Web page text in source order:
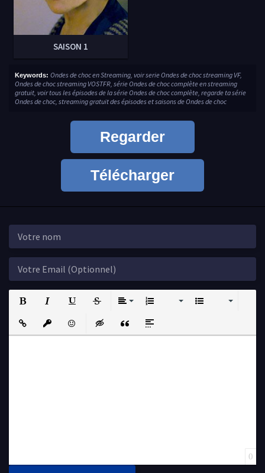
SAISON 1
Keywords: Ondes de choc en Streaming, voir serie Ondes de choc streaming VF,
Ondes de choc streaming VOSTFR, série Ondes de choc complète en streaming
gratuit, voir tous les épisodes de la série Ondes de choc complète, regarde ta série
Ondes de choc, streaming gratuit des épisodes et saisons de Ondes de choc
Regarder
Télécharger
Insert LinkInsert protected link
EmoticonsInsert hidden text
Insert QuoteInsert spoiler
0